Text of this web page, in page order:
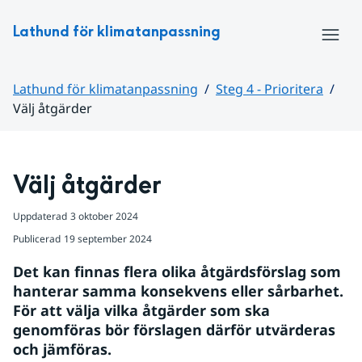
Hoppa till sidans innehåll
Lathund för klimatanpassning
Lathund för klimatanpassning
Steg 4 - Prioritera
Välj åtgärder
Välj åtgärder
Uppdaterad 3 oktober 2024
Publicerad 19 september 2024
Det kan finnas flera olika åtgärdsförslag som
hanterar samma konsekvens eller sårbarhet.
För att välja vilka åtgärder som ska
genomföras bör förslagen därför utvärderas
och jämföras.